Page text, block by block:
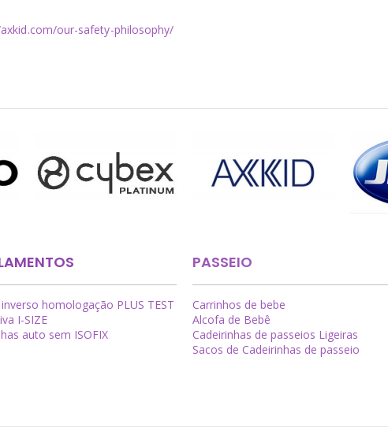
our-safety-philosophy/
homologação PLUS TEST
I-SIZE
auto sem ISOFIX
PASSEIO
Carrinhos de bebe
Alcofa de Bebê
Cadeirinhas de passeios Ligeiras
Sacos de Cadeirinhas de passeio